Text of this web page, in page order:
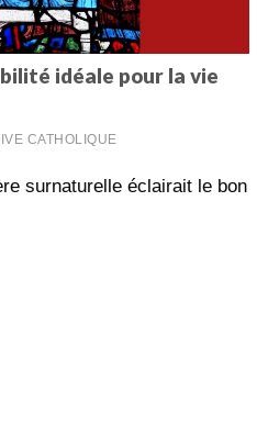
idéale pour la vie
CATHOLIQUE
surnaturelle éclairait le bon